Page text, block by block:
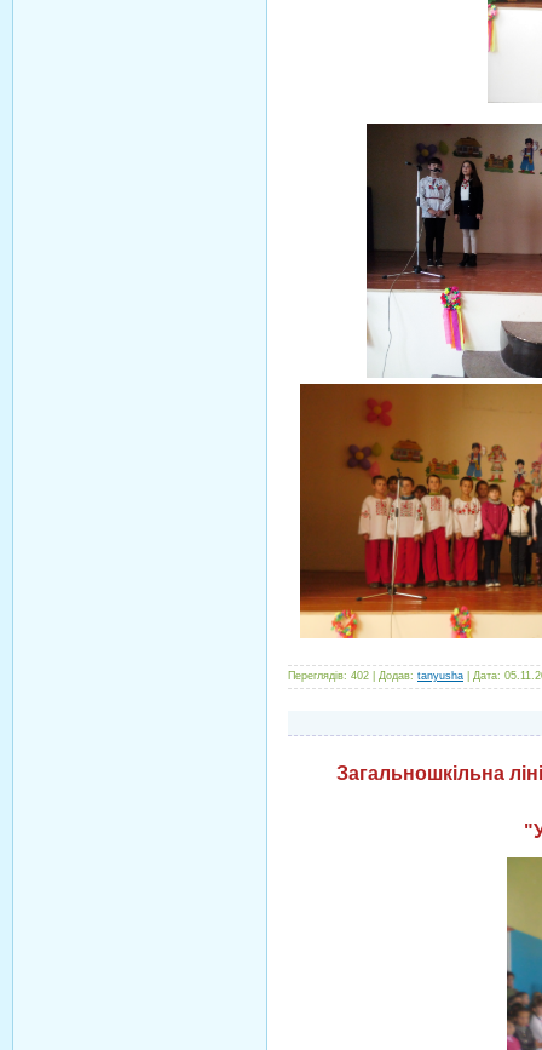
Переглядів: 402 Додав: tanyusha Дата:
Загальношкільна